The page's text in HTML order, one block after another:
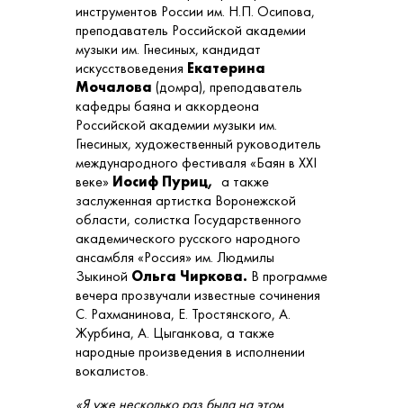
инструментов России им. Н.П. Осипова,
преподаватель Российской академии
музыки им. Гнесиных, кандидат
искусствоведения Екатерина
Мочалова (домра), преподаватель
кафедры баяна и аккордеона
Российской академии музыки им.
Гнесиных, художественный руководитель
международного фестиваля «Баян в XXI
веке» Иосиф Пуриц, а также
заслуженная артистка Воронежской
области, солистка Государственного
академического русского народного
ансамбля «Россия» им. Людмилы
Зыкиной Ольга Чиркова. В программе
вечера прозвучали известные сочинения
С. Рахманинова, Е. Тростянского, А.
Журбина, А. Цыганкова, а также
народные произведения в исполнении
вокалистов.